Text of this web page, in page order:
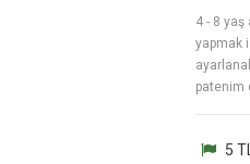
4 - 8
yapmak
patenim
5